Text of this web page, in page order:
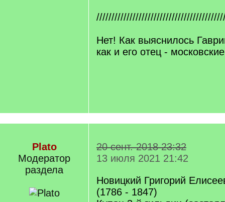
Нет! Как выяснилось
как и его отец -
Plato
Модератор
раздела
20 сент. 2018 23:32
13 июля 2021 21:42
Новицкий Григорий
(1786 - 1847)